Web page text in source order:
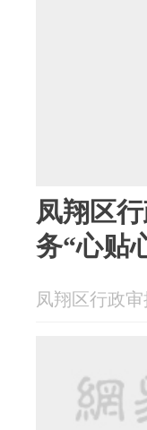
凤翔区
务“心贴
凤翔区行政